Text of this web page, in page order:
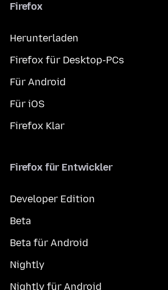
Firefox
Herunterladen
Firefox für Desktop-PCs
Für Android
Für iOS
Firefox Klar
Firefox für Entwickler
Developer Edition
Beta
Beta für Android
Nightly
Nightly für Android